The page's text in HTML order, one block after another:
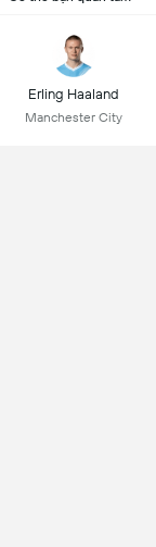
Erling Haaland
Manchester City